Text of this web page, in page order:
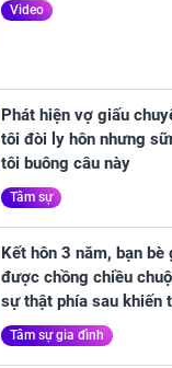
Video
Phát hiện vợ giấu
tôi đòi ly hôn nhưng
tôi buông câu này
Tâm sự
Kết hôn 3 năm, bạn
được chồng chiều
sự thật phía sau khiến
Tâm sự gia đình